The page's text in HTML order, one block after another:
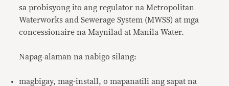
sa probisyong ito ang regulator na Metropolitan
Waterworks and Sewerage System (MWSS) at mga
concessionaire na Maynilad at Manila Water.
Napag-alaman na nabigo silang:
magbigay, mag-install, o mapanatili ang sapat na